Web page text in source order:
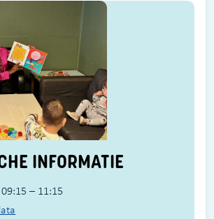
INFORMATIE
– 11:15